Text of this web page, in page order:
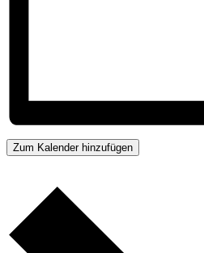
Zum Kalender hinzufügen